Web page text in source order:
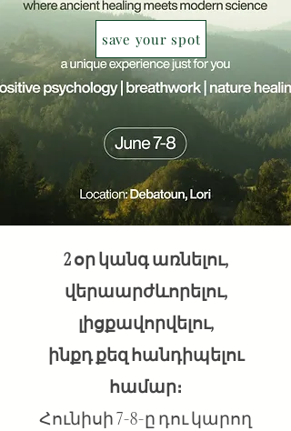
save your spot
2 օր կանգ առնելու,
վերաարժևորելու,
լիցքավորվելու,
ինքդ քեզ հանդիպելու
համար։
Հունիսի 7-8-ը դու կարող